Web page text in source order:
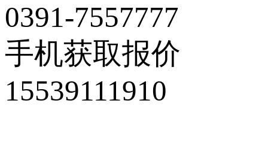
0391-7557777
手机获取报价
15539111910